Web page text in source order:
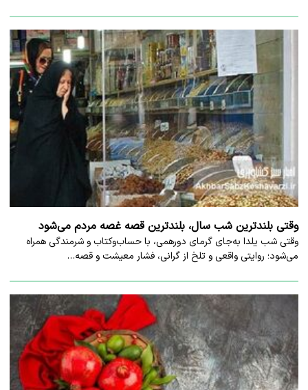
وقتی بلندترین شب سال، بلندترین قصه غصه مردم می‌شود
وقتی شب یلدا به‌جای گرمای دورهمی، با حساب‌وکتاب و شرمندگی همراه
می‌شود؛ روایتی واقعی و تلخ از گرانی، فشار معیشت و قصه…